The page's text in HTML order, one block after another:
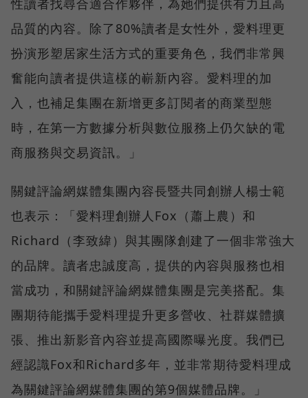
品質的內容。除了80%讀者是女性外，愛料理更
扮演形塑居家生活方式的重要角色，我們非常興
奮能向讀者提供這樣的嶄新內容。愛料理的加
入，也補足集團在新增更多訂閱者的商業型態
時，在第一方數據分析與數位服務上仍欠缺的電
商服務與交易資訊。」
關鍵評論網媒體集團內容長暨共同創辦人楊士範
也表示：「愛料理創辦人Fox（蕭上農）和
Richard（李致緯）與其團隊創建了一個非常強大
的品牌。讀者忠誠度高，提供的內容與服務也相
當成功，和關鍵評論網媒體集團是完美搭配。集
團期待能攜手愛料理提升更多營收、社群媒體擴
張、推出新影音內容並提高國際曝光度。我們已
經認識Fox和Richard多年，並非常期待愛料理成
為關鍵評論網媒體集團的第9個媒體品牌。」